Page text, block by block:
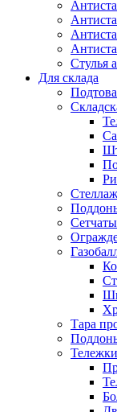
Стулья
Для склада
Тара
Тележки